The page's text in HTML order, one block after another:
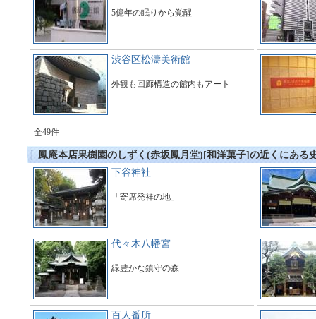
5億年の眠りから覚醒
渋谷区松濤美術館
外観も回廊構造の館内もアート
全49件
鳳庵本店果樹園のしずく(赤坂鳳月堂)[和洋菓子]の近くにある
下谷神社
「寄席発祥の地」
代々木八幡宮
緑豊かな鎮守の森
百人番所